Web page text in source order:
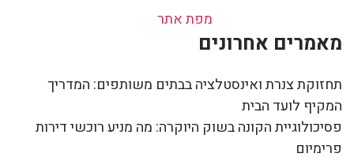
מפת אתר
מאמרים אחרונים
תחזוקת צנרת ואינסטלציה בבתים משותפים: המדריך
המקיף לועד הבית
פסיכולוגיית הקונה בשוק היוקרה: מה מניע רוכשי דירות
פרימיום